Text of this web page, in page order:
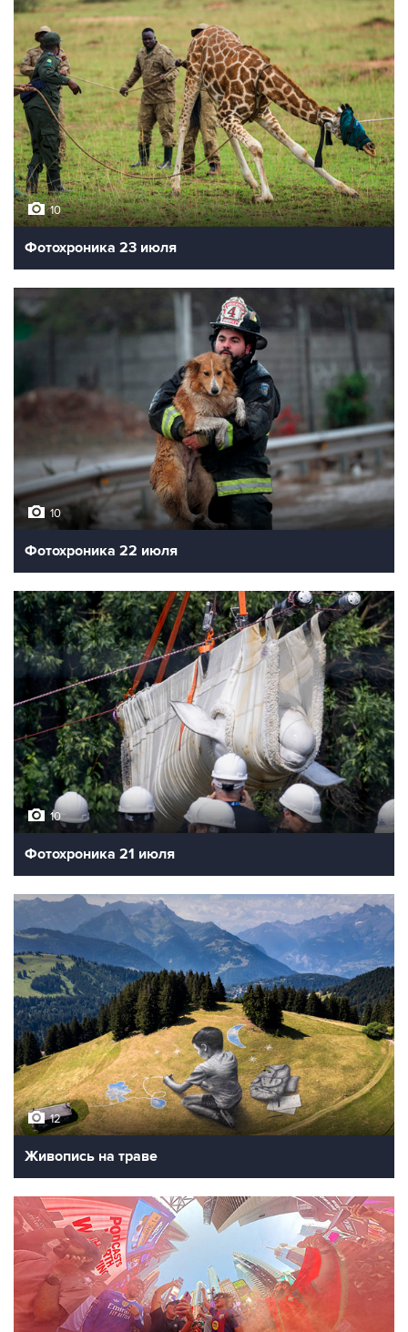
10
Фотохроника 23 июля
10
Фотохроника 22 июля
10
Фотохроника 21 июля
12
Живопись на траве